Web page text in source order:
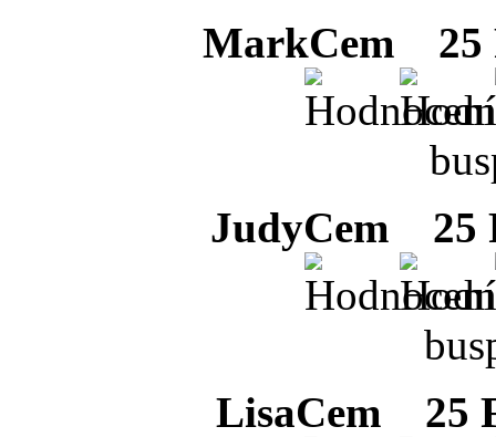
MarkCem
25
JudyCem
25
LisaCem
25